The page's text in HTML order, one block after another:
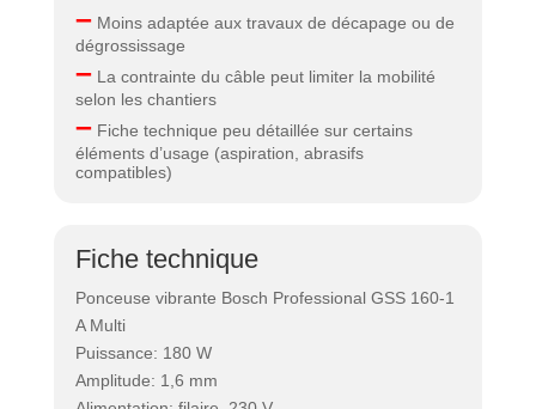
–Moins adaptée aux travaux de décapage ou de
dégrossissage
–La contrainte du câble peut limiter la mobilité
selon les chantiers
–Fiche technique peu détaillée sur certains
éléments d’usage (aspiration, abrasifs
compatibles)
Fiche technique
Ponceuse vibrante Bosch Professional GSS 160-1
A Multi
Puissance: 180 W
Amplitude: 1,6 mm